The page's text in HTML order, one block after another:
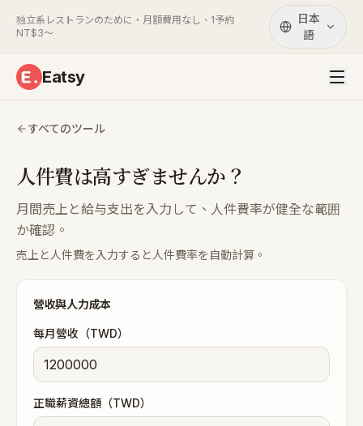
独立系レストランのために・月額費用なし、1予約
NT$3〜
日本
語
Eatsy
すべてのツール
人件費は高すぎませんか？
月間売上と給与支出を入力して、人件費率が健全な範囲
か確認。
売上と人件費を入力すると人件費率を自動計算。
營收與人力成本
每月營收（TWD）
正職薪資總額（TWD）